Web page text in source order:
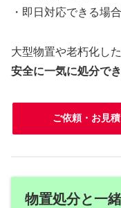
・即日対応できる場
大型物置や老朽化した
安全に一気に処分で
ご依頼・お見
物置処分と一